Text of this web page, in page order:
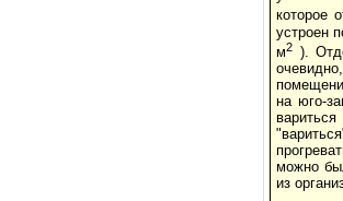
которое
устроен
м2 ).
на юго-
можно
из